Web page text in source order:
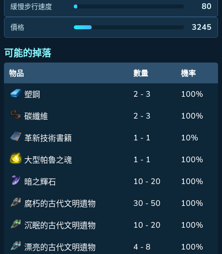
緩慢步行速度 80
價格 3245
可能的掉落
物品 數量 機率
塑鋼 2 - 3 100%
碳纖維 2 - 3 100%
革新技術書籍 1 - 1 10%
大型帕魯之魂 1 - 1 100%
暗之輝石 10 - 20 100%
腐朽的古代文明遺物 30 - 50 100%
沉眠的古代文明遺物 10 - 20 100%
漂亮的古代文明遺物 4 - 8 100%